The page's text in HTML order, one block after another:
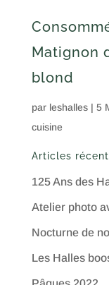
Matignon
blond
par leshalles| 5
cuisine
Articles
125 Ans des
Atelier photo
Nocturne de
Les Halles